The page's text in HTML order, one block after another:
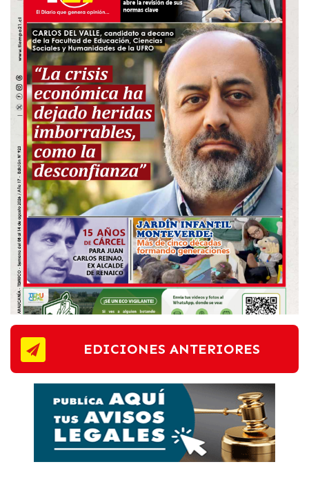
EDICIONES ANTERIORES